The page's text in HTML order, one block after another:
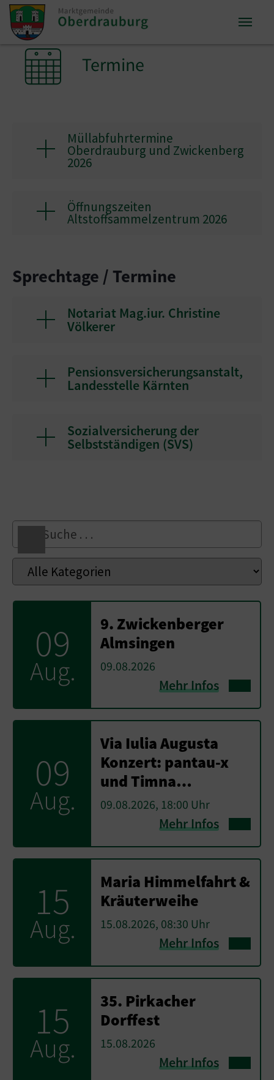
Zum Inhalt springen
Zum Seitenende springen
Sie sind hier: Termine
Müllabfuhrtermine
Oberdrauburg und Zwickenberg
2026
Öffnungszeiten
Altstoffsammelzentrum 2026
Sprechtage / Termine
Notariat Mag.iur. Christine
Völkerer
Pensionsversicherungsanstalt,
Landesstelle Kärnten
Sozialversicherung der
Selbstständigen (SVS)
09
Aug.
9. Zwickenberger
Almsingen
09.08.2026
Mehr Infos
09
Aug.
Via Iulia Augusta
Konzert: pantau-x
und Timna…
09.08.2026, 18:00 Uhr
Mehr Infos
15
Aug.
Maria Himmelfahrt &
Kräuterweihe
15.08.2026, 08:30 Uhr
Mehr Infos
15
Aug.
35. Pirkacher
Dorffest
15.08.2026
Mehr Infos